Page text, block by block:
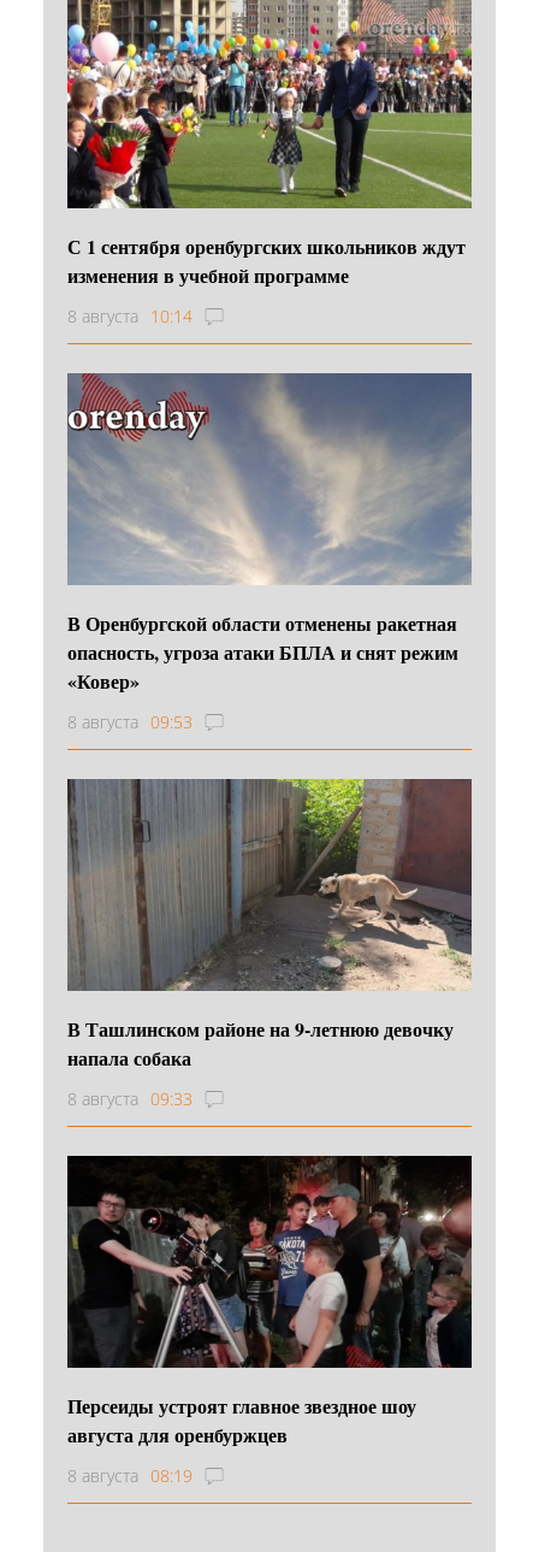
С 1 сентября оренбургских школьников ждут
изменения в учебной программе
8 августа 10:14
В Оренбургской области отменены ракетная
опасность, угроза атаки БПЛА и снят режим
«Ковер»
8 августа 09:53
В Ташлинском районе на 9-летнюю девочку
напала собака
8 августа 09:33
Персеиды устроят главное звездное шоу
августа для оренбуржцев
8 августа 08:19